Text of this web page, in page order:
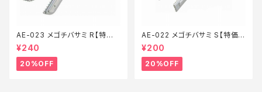
AE-023 メゴチバサミ R【特価
装備】【20】
¥240
20%OFF
AE-022 メゴチバサミ S【特価
装備】【20】
¥200
20%OFF